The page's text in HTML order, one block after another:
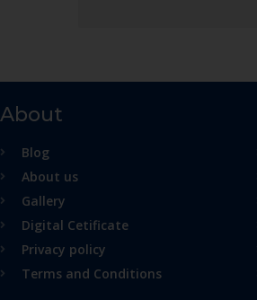
About
Blog
About us
Gallery
Digital Cetificate
Privacy policy
Terms and Conditions